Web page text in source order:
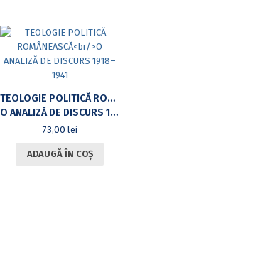
TEOLOGIE POLITICĂ ROMÂNEASCĂ
O ANALIZĂ DE DISCURS 1918–1941
73,00 lei
ADAUGĂ ÎN COȘ